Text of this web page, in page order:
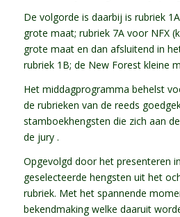
De volgorde is daarbij is rubriek
grote maat; rubriek 7A voor NFX
grote maat en dan afsluitend in
rubriek 1B; de New Forest kleine
Het middagprogramma behelst
de rubrieken van de reeds
stamboekhengsten die zich aan
de jury .
Opgevolgd door het presenteren
geselecteerde hengsten uit het
rubriek. Met het spannende
bekendmaking welke daaruit